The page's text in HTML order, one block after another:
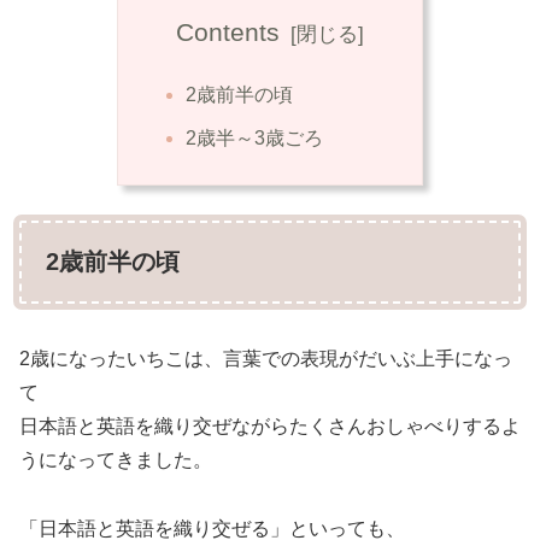
Contents
2歳前半の頃
2歳半～3歳ごろ
2歳前半の頃
2歳になったいちこは、言葉での表現がだいぶ上手になっ
て
日本語と英語を織り交ぜながらたくさんおしゃべりするよ
うになってきました。
「日本語と英語を織り交ぜる」といっても、